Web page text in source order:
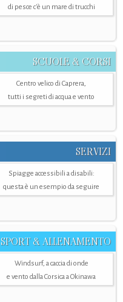
di pesce c'è un mare di trucchi
SCUOLE & CORSI
Centro velico di Caprera,
tutti i segreti di acqua e vento
SERVIZI
Spiagge accessibili a disabili:
questa è un esempio da seguire
SPORT & ALLENAMENTO
Windsurf, a caccia di onde
e vento dalla Corsica a Okinawa